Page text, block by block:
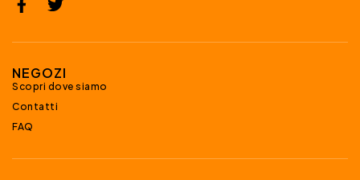
NEGOZI
Scopri dove siamo
Contatti
FAQ